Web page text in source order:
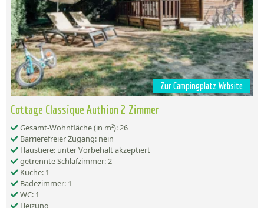
Zur Campingplatz Website
Cottage Classique Authion 2 Zimmer
Gesamt-Wohnfläche (in m²): 26
Barrierefreier Zugang: nein
Haustiere: unter Vorbehalt akzeptiert
getrennte Schlafzimmer: 2
Küche: 1
Badezimmer: 1
WC: 1
Heizung